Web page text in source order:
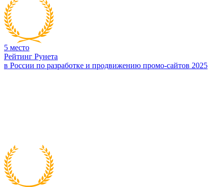
5 место
Рейтинг Рунета
в России по разработке и продвижению промо-сайтов 2025